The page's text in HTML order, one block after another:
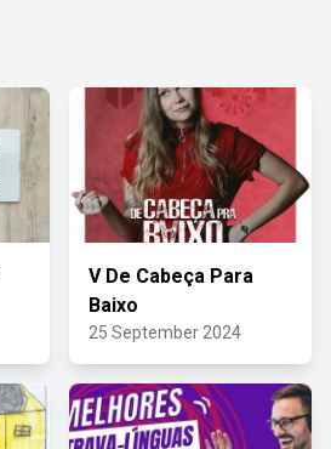
V De Cabeça Para
Baixo
25 September 2024